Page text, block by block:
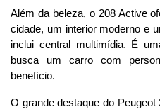
Além da beleza, o 208 Active
cidade, um interior moderno e
inclui central multimídia. É
busca um carro com
benefício.
O grande destaque do